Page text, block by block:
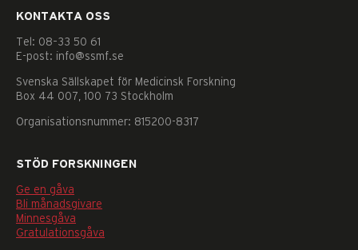
KONTAKTA OSS
Tel: 08–33 50 61
E-post: info@ssmf.se
Svenska Sällskapet för Medicinsk Forskning
Box 44 007, 100 73 Stockholm
Organisationsnummer: 815200-8317
STÖD FORSKNINGEN
Ge en gåva
Bli månadsgivare
Minnesgåva
Gratulationsgåva
Nödvändiga
Dessa